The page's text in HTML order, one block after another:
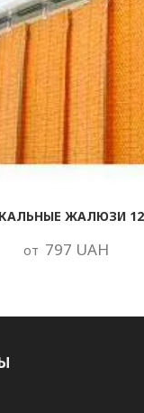
ЖАЛЮЗИ
от 797 UAH